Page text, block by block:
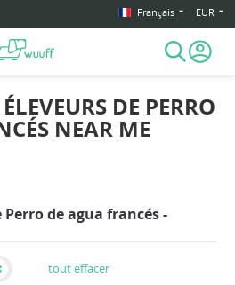
Français EUR
DE PERRO
NEAR ME
Perro de agua francés -
tout effacer